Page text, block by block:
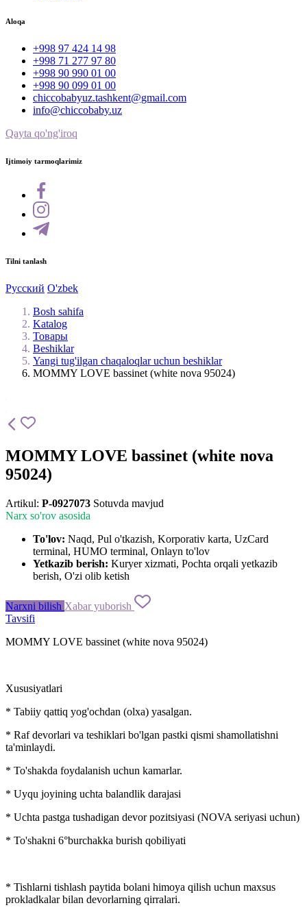
Aloqa
+998 97 424 14 98
+998 71 277 97 80
+998 90 990 01 00
+998 90 099 01 00
chiccobabyuz.tashkent@gmail.com
info@chiccobaby.uz
Qayta qo'ng'iroq
Ijtimoiy tarmoqlarimiz
Tilni tanlash
Русский O'zbek
Bosh sahifa
Katalog
Товары
Beshiklar
Yangi tug'ilgan chaqaloqlar uchun beshiklar
MOMMY LOVE bassinet (white nova 95024)
MOMMY LOVE bassinet (white nova
95024)
Artikul: P-0927073 Sotuvda mavjud
Narx so'rov asosida
To'lov: Naqd, Pul o'tkazish, Korporativ karta, UzCard
terminal, HUMO terminal, Onlayn to'lov
Yetkazib berish: Kuryer xizmati, Pochta orqali yetkazib
berish, O'zi olib ketish
Narxni bilish Xabar yuborish
Tavsifi
MOMMY LOVE bassinet (white nova 95024)
Xususiyatlari
* Tabiiy qattiq yog'ochdan (olxa) yasalgan.
* Raf devorlari va teshiklari bo'lgan pastki qismi shamollatishni
ta'minlaydi.
* To'shakda foydalanish uchun kamarlar.
* Uyqu joyining uchta balandlik darajasi
* Uchta pastga tushadigan devor pozitsiyasi (NOVA seriyasi uchun)
* To'shakni 6°burchakka burish qobiliyati
* Tishlarni tishlash paytida bolani himoya qilish uchun maxsus
prokladkalar bilan devorlarning qirralari.